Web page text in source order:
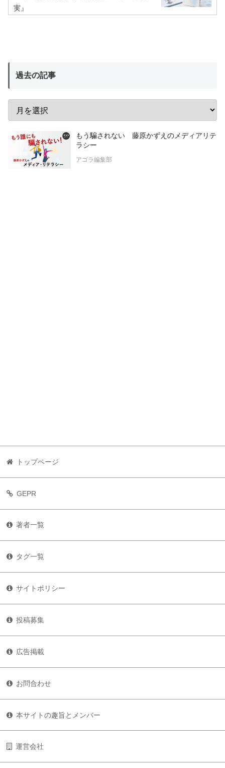
実』
過去の記事
もう騙されない 藤原かずえのメディアリテ
ラシー
アゴラ編集部
トップページ
GEPR
著者一覧
タグ一覧
サイトポリシー
投稿募集
広告掲載
お問合わせ
本サイトの趣旨とメンバー
運営会社